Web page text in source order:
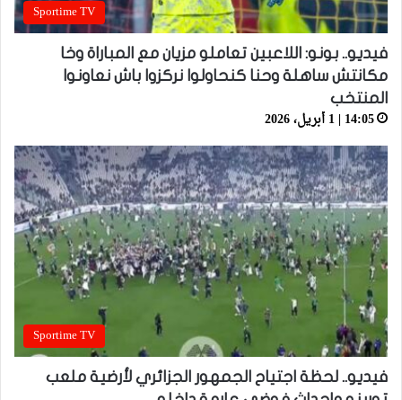
Sportime TV
فيديو.. بونو: اللاعبين تعاملو مزيان مع المباراة وخا
مكانتش ساهلة وحنا كنحاولوا نركزوا باش نعاونوا
المنتخب
14:05 | 1 أبريل، 2026
Sportime TV
فيديو.. لحظة اجتياح الجمهور الجزائري لأرضية ملعب